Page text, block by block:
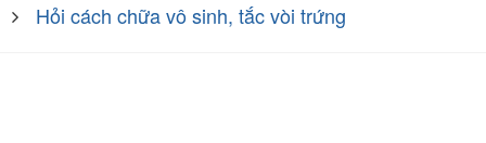
Hỏi cách chữa vô sinh, tắc vòi trứng